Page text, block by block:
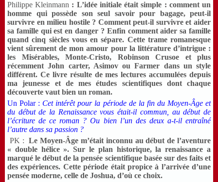
Philippe Kleinmann : L’idée initiale était simple : comment un
homme qui possède son seul savoir pour bagage, peut-il
survivre en milieu hostile ? Comment peut-il survivre et aider
sa famille qui est en danger ? Enfin comment aider sa famille
quand cinq siècles vous en sépare. Cette trame romanesque
vient sûrement de mon amour pour la littérature d’intrigue :
les Misérables, Monte-Cristo, Robinson Crusoe et plus
récemment John carter, Asimov ou Farmer dans un style
différent. Ce livre résulte de mes lectures accumulées depuis
ma jeunesse et de mes études scientifiques dont chaque
découverte vaut bien un roman.
Un Polar : Cet intérêt pour la période de la fin du Moyen-Âge et
du début de la Renaissance vous était-il commun, au début de
l’écriture de ce roman ? Ou bien l’un des deux a-t-il entraîné
l’autre dans sa passion ?
PK :Le Moyen-Âge m’était inconnu au début de l’aventure
« double hélice ». Sur le plan historique, la renaissance a
marqué le début de la pensée scientifique basée sur des faits et
des expériences. Cette période était propice à l’arrivée d’une
pensée moderne, celle de Joshua, d’où ce choix.